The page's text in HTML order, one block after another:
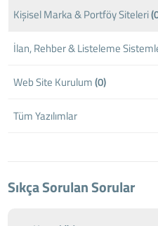
Kişisel Marka & Portföy Siteleri
İlan, Rehber & Listeleme
Web Site Kurulum(0)
Tüm Yazılımlar
Sıkça Sorulan Sorular